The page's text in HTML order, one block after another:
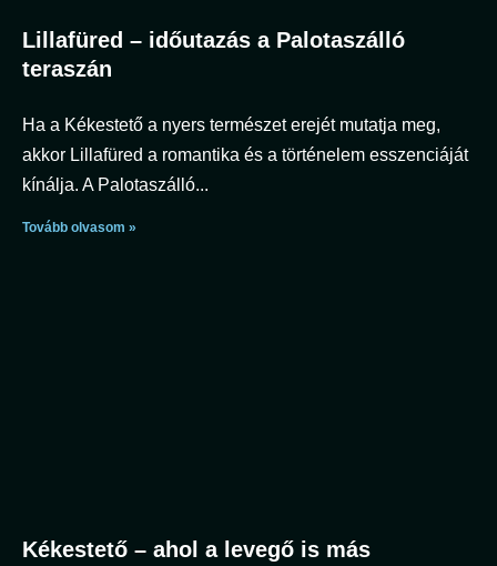
Lillafüred – időutazás a Palotaszálló
teraszán
Ha a Kékestető a nyers természet erejét mutatja meg,
akkor Lillafüred a romantika és a történelem esszenciáját
kínálja. A Palotaszálló
Tovább olvasom »
Kékestető – ahol a levegő is más